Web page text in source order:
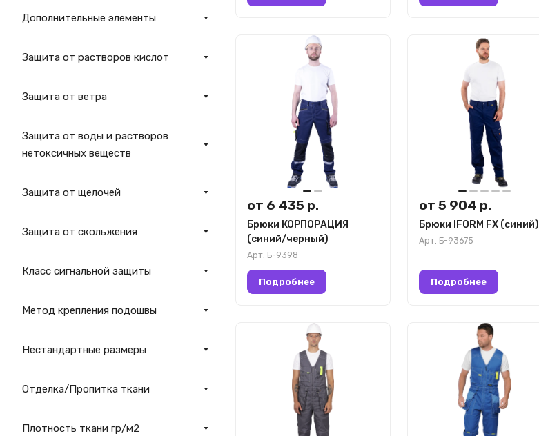
от 6 435 р.
Брюки КОРПОРАЦИЯ
(синий/черный)
Арт. Б-9398
Подробнее
от 5 904 р.
Брюки IFORM FX (синий)
Арт. Б-93675
Подробнее
Дополнительные элементы
Защита от растворов кислот
Защита от ветра
Защита от воды и растворов
нетоксичных веществ
Защита от щелочей
Защита от скольжения
Класс сигнальной защиты
Метод крепления подошвы
Нестандартные размеры
Отделка/Пропитка ткани
Плотность ткани гр/м2